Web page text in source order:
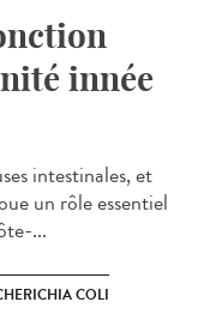
innée
intestinales, et
un rôle essentiel
...
COLI